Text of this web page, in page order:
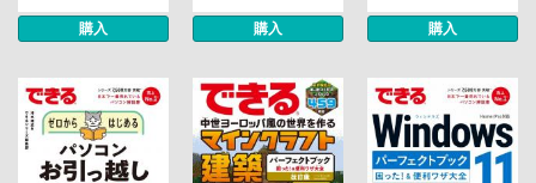
購入 購入 購入